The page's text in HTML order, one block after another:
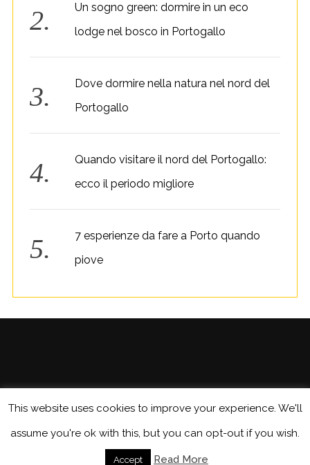
Un sogno green: dormire in un eco
lodge nel bosco in Portogallo
Dove dormire nella natura nel nord del
Portogallo
Quando visitare il nord del Portogallo:
ecco il periodo migliore
7 esperienze da fare a Porto quando
piove
BACK TO TOP
This website uses cookies to improve your experience. We'll
assume you're ok with this, but you can opt-out if you wish.
Accept Read More